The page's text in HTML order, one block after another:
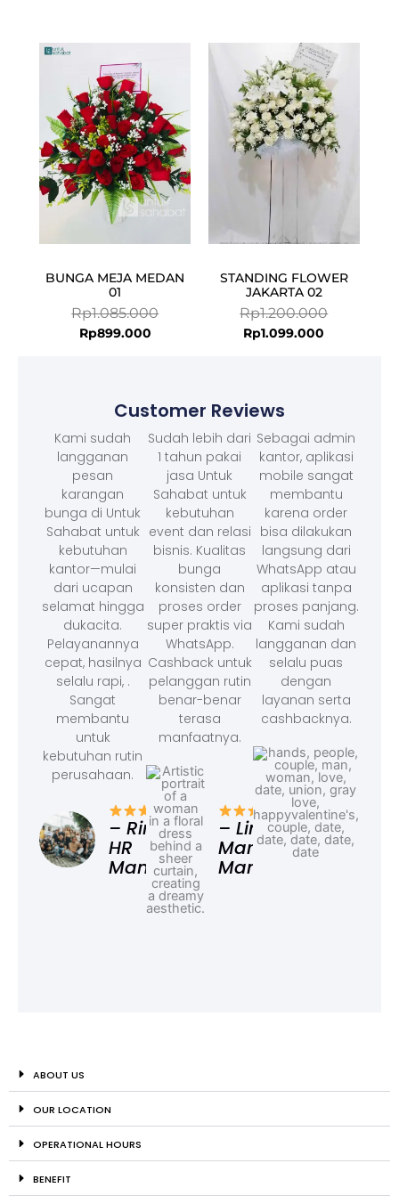
BUNGA MEJA MEDAN
01
Rp1.085.000
Rp1.085.000.
Rp899.000
Rp899.000.
STANDING FLOWER
JAKARTA 02
Rp1.200.000
Original
price
was:
Rp1.099.000
Current
price
is:
Customer Reviews
Kami sudah
langganan
pesan
karangan
bunga di Untuk
Sahabat untuk
kebutuhan
kantor—mulai
dari ucapan
selamat hingga
dukacita.
Pelayanannya
cepat, hasilnya
selalu rapi, .
Sangat
membantu
untuk
kebutuhan rutin
perusahaan.
– Rina,
HR
Manager
Sudah lebih dari
1 tahun pakai
jasa Untuk
Sahabat untuk
kebutuhan
event dan relasi
bisnis. Kualitas
bunga
konsisten dan
proses order
super praktis via
WhatsApp.
Cashback untuk
pelanggan rutin
benar-benar
terasa
manfaatnya.
– Linda,
Marketing
Manager
Sebagai admin
kantor, aplikasi
mobile sangat
membantu
karena order
bisa dilakukan
langsung dari
WhatsApp atau
aplikasi tanpa
proses panjang.
Kami sudah
langganan dan
selalu puas
dengan
layanan serta
cashbacknya.
ABOUT US
OUR LOCATION
OPERATIONAL HOURS
BENEFIT